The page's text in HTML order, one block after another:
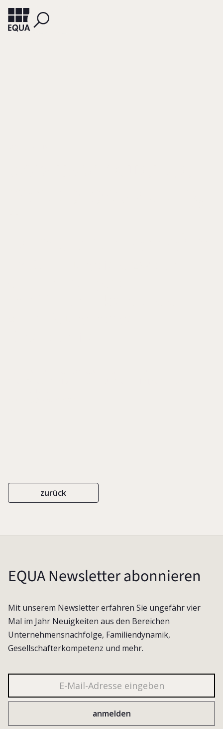
zurück
EQUA Newsletter abonnieren
Mit unserem Newsletter erfahren Sie ungefähr vier
Mal im Jahr Neuigkeiten aus den Bereichen
Unternehmensnachfolge, Familiendynamik,
Gesellschafterkompetenz und mehr.